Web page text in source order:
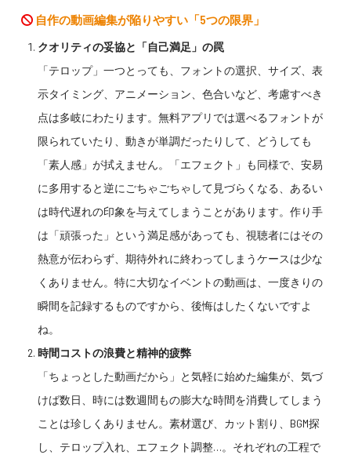
自作の動画編集が陥りやすい「5つの限界」
クオリティの妥協と「自己満足」の罠
「テロップ」一つとっても、フォントの選択、サイズ、表
示タイミング、アニメーション、色合いなど、考慮すべき
点は多岐にわたります。無料アプリでは選べるフォントが
限られていたり、動きが単調だったりして、どうしても
「素人感」が拭えません。「エフェクト」も同様で、安易
に多用すると逆にごちゃごちゃして見づらくなる、あるい
は時代遅れの印象を与えてしまうことがあります。作り手
は「頑張った」という満足感があっても、視聴者にはその
熱意が伝わらず、期待外れに終わってしまうケースは少な
くありません。特に大切なイベントの動画は、一度きりの
瞬間を記録するものですから、後悔はしたくないですよ
ね。
時間コストの浪費と精神的疲弊
「ちょっとした動画だから」と気軽に始めた編集が、気づ
けば数日、時には数週間もの膨大な時間を消費してしまう
ことは珍しくありません。素材選び、カット割り、BGM探
し、テロップ入れ、エフェクト調整…。それぞれの工程で